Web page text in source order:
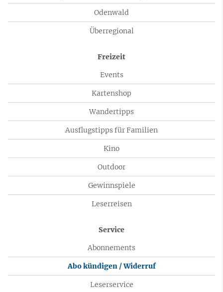
Odenwald
Überregional
Freizeit
Events
Kartenshop
Wandertipps
Ausflugstipps für Familien
Kino
Outdoor
Gewinnspiele
Leserreisen
Service
Abonnements
Abo kündigen / Widerruf
Leserservice